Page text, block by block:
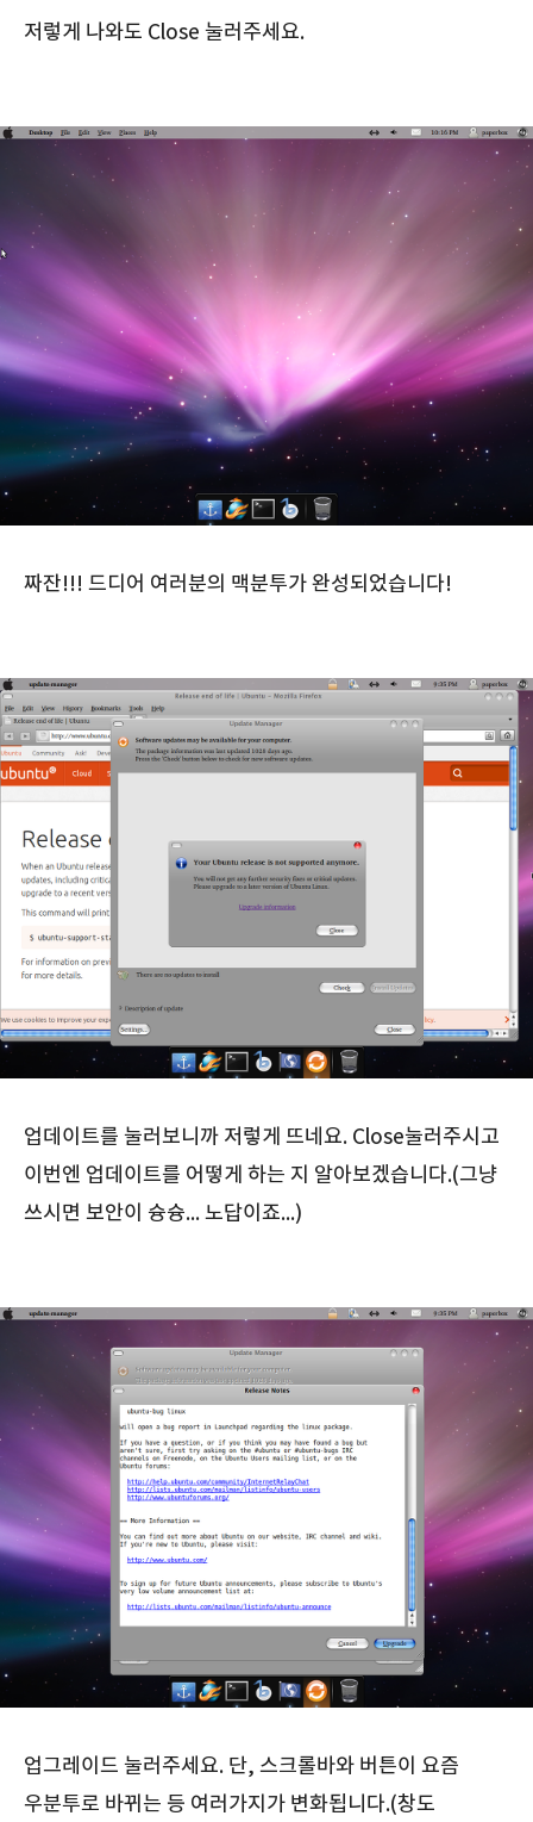
저렇게 나와도 Close 눌러주세요.
짜잔!!! 드디어 여러분의 맥분투가 완성되었습니다!
업데이트를 눌러보니까 저렇게 뜨네요. Close눌러주시고
이번엔 업데이트를 어떻게 하는 지 알아보겠습니다.(그냥
쓰시면 보안이 슝슝... 노답이죠...)
업그레이드 눌러주세요. 단, 스크롤바와 버튼이 요즘
우분투로 바뀌는 등 여러가지가 변화됩니다.(창도